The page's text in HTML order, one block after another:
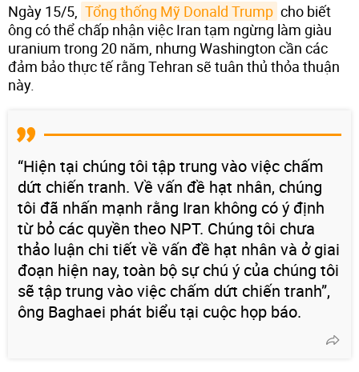
Ngày 15/5, Tổng thống Mỹ Donald Trump cho biết
ông có thể chấp nhận việc Iran tạm ngừng làm giàu
uranium trong 20 năm, nhưng Washington cần các
đảm bảo thực tế rằng Tehran sẽ tuân thủ thỏa thuận
này.
“Hiện tại chúng tôi tập trung vào việc chấm
dứt chiến tranh. Về vấn đề hạt nhân, chúng
tôi đã nhấn mạnh rằng Iran không có ý định
từ bỏ các quyền theo NPT. Chúng tôi chưa
thảo luận chi tiết về vấn đề hạt nhân và ở giai
đoạn hiện nay, toàn bộ sự chú ý của chúng tôi
sẽ tập trung vào việc chấm dứt chiến tranh”,
ông Baghaei phát biểu tại cuộc họp báo.